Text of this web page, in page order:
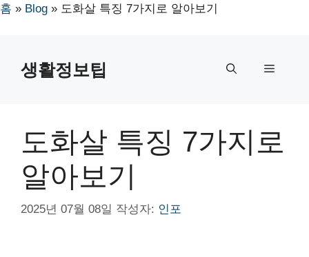
홈 » Blog » 도화살 특징 7가지로 알아보기
생활정보팁 메
도화살 특징 7가지로
알아보기
2025년 07월 08일 작성자: 인포